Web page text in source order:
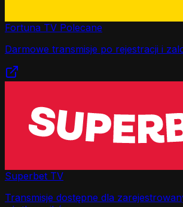
Fortuna TV Polecane
Darmowe transmisje po rejestracji i
Superbet TV
Transmisje dostępne dla